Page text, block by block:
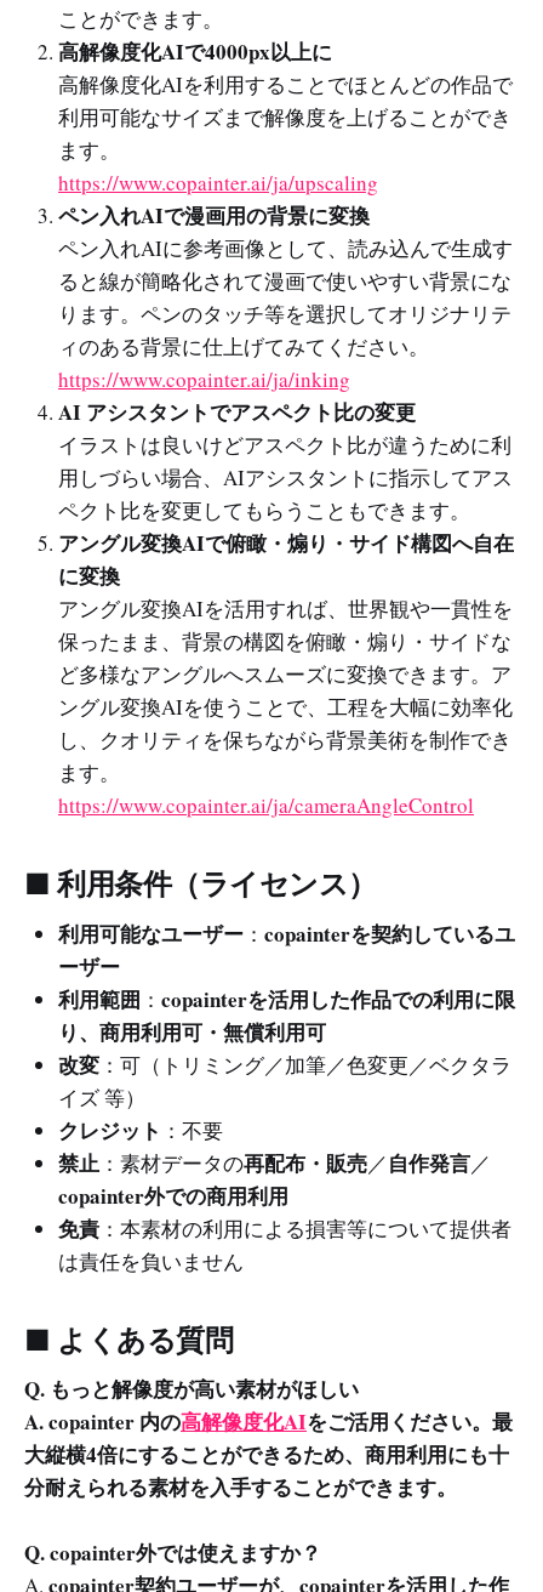
ことができます。
高解像度化AIで4000px以上に
高解像度化AIを利用することでほとんどの作品で
利用可能なサイズまで解像度を上げることができ
ます。
https://www.copainter.ai/ja/upscaling
ペン入れAIで漫画用の背景に変換
ペン入れAIに参考画像として、読み込んで生成す
ると線が簡略化されて漫画で使いやすい背景にな
ります。ペンのタッチ等を選択してオリジナリテ
ィのある背景に仕上げてみてください。
https://www.copainter.ai/ja/inking
AI アシスタントでアスペクト比の変更
イラストは良いけどアスペクト比が違うために利
用しづらい場合、AIアシスタントに指示してアス
ペクト比を変更してもらうこともできます。
アングル変換AIで俯瞰・煽り・サイド構図へ自在
に変換
アングル変換AIを活用すれば、世界観や一貫性を
保ったまま、背景の構図を俯瞰・煽り・サイドな
ど多様なアングルへスムーズに変換できます。ア
ングル変換AIを使うことで、工程を大幅に効率化
し、クオリティを保ちながら背景美術を制作でき
ます。
https://www.copainter.ai/ja/cameraAngleControl
■ 利用条件（ライセンス）
利用可能なユーザー ： copainterを契約しているユ
ーザー
利用範囲 ： copainterを活用した作品での利用に限
り、商用利用可・無償利用可
改変 ：可（トリミング／加筆／色変更／ベクタラ
イズ 等）
クレジット ：不要
禁止 ：素材データの再配布・販売／自作発言／
copainter外での商用利用
免責 ：本素材の利用による損害等について提供者
は責任を負いません
■ よくある質問
Q. もっと解像度が高い素材がほしい
A. copainter 内の高解像度化AIをご活用ください。最
大縦横4倍にすることができるため、商用利用にも十
分耐えられる素材を入手することができます。
Q. copainter外では使えますか？
A. copainter契約ユーザーが、copainterを活用した作